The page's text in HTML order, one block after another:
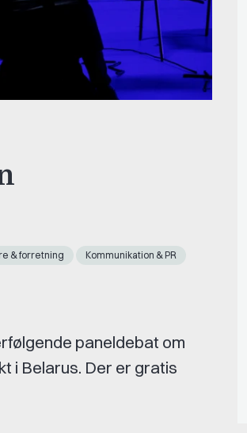
& forretning Kommunikation & PR
paneldebat om
i Belarus. Der er gratis